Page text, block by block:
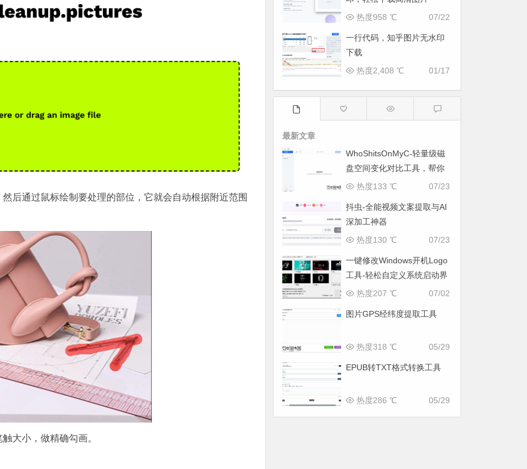
后通过鼠标绘制要处理的部位，它就会自动根据附近范围
大小，做精确勾画。
07/22
热度958 ℃
一行代码，知乎图片无水印
下载
01/17
热度2,408 ℃
最新文章
WhoShitsOnMyC-轻量级磁
盘空间变化对比工具，帮你
找出“吃掉”空间的罪魁祸首
07/23
热度133 ℃
抖虫-全能视频文案提取与AI
深加工神器
07/23
热度130 ℃
一键修改Windows开机Logo
工具-轻松自定义系统启动界
面
07/02
热度207 ℃
图片GPS经纬度提取工具
05/29
热度318 ℃
EPUB转TXT格式转换工具
05/29
热度286 ℃